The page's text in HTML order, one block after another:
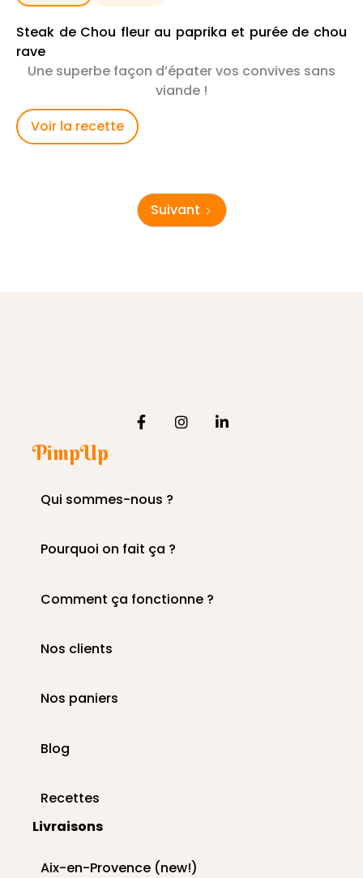
Steak de Chou fleur au paprika et purée de chou
rave
Une superbe façon d’épater vos convives sans
viande !
Voir la recette
Suivant
PimpUp
Qui sommes-nous ?
Pourquoi on fait ça ?
Comment ça fonctionne ?
Nos clients
Nos paniers
Blog
Recettes
Livraisons
Aix-en-Provence (new!)